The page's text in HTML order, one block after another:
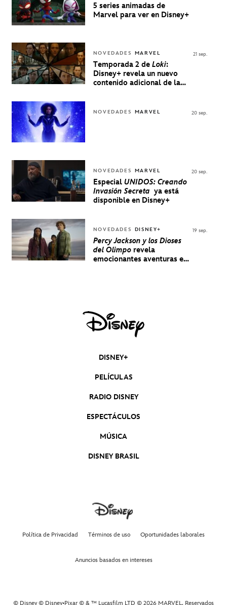
5 series animadas de
Marvel para ver en Disney+
NOVEDADES MARVEL
Temporada 2 de Loki:
Disney+ revela un nuevo
contenido adicional de la
21 sep.
NOVEDADES MARVEL 20 sep.
NOVEDADES MARVEL
Especial UNIDOS: Creando
Invasión Secreta ya está
disponible en Disney+
20 sep.
NOVEDADES DISNEY+
Percy Jackson y los Dioses
del Olimporevela
emocionantes aventuras en
19 sep.
DISNEY+
PELÍCULAS
RADIO DISNEY
ESPECTÁCULOS
MÚSICA
DISNEY BRASIL
Política de Privacidad Términos de uso Oportunidades laborales
Anuncios basados en intereses
© Disney © Disney•Pixar © & ™ Lucasfilm LTD © 2026 MARVEL. Reservados